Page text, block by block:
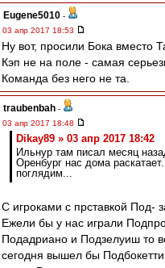
Eugene5010 -
03 апр 2017 18:53
Ну вот, просили Бока вместо
Кэп не на поле - самая
Команда без него не та.
traubenbah -
03 апр 2017 18:48
Dikay89 » 03 апр 2017 18:42
Ильнур там писал месяц
Оренбург нас дома
поглядим...
С игроками с прставкой Под-
Ежели бы у нас играли
Подадриано и Подзелуиш то
сегодня вышел бы